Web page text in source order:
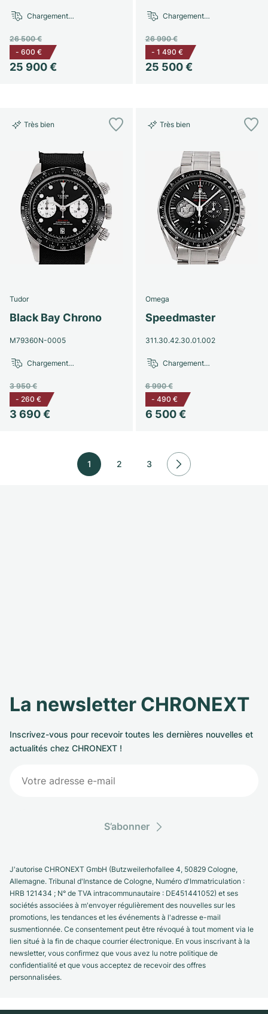
25 900 €
26 500 €
- 600 €
Chargement…
25 500 €
26 990 €
- 1 490 €
Chargement…
Très bien
Tudor
Black Bay Chrono
M79360N-0005
3 690 €
3 950 €
- 260 €
Chargement…
Très bien
Omega
Speedmaster
311.30.42.30.01.002
6 500 €
6 990 €
- 490 €
Chargement…
1 2 3
La newsletter CHRONEXT
Inscrivez-vous pour recevoir toutes les dernières nouvelles et
actualités chez CHRONEXT !
S’abonner
J'autorise CHRONEXT GmbH (Butzweilerhofallee 4, 50829 Cologne,
Allemagne. Tribunal d'Instance de Cologne, Numéro d'Immatriculation :
HRB 121434 ; N° de TVA intracommunautaire : DE451441052) et ses
sociétés associées à m'envoyer régulièrement des nouvelles sur les
promotions, les tendances et les événements à l'adresse e-mail
susmentionnée. Ce consentement peut être révoqué à tout moment via le
lien situé à la fin de chaque courrier électronique. En vous inscrivant à la
newsletter, vous confirmez que vous avez lu notre politique de
confidentialité et que vous acceptez de recevoir des offres
personnalisées.